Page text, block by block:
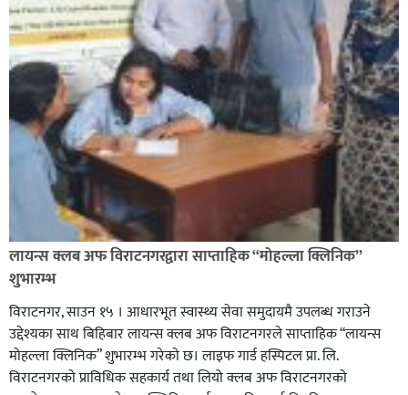
लायन्स क्लब अफ विराटनगरद्वारा साप्ताहिक “मोहल्ला क्लिनिक”
शुभारम्भ
विराटनगर, साउन १५ । आधारभूत स्वास्थ्य सेवा समुदायमै उपलब्ध गराउने
उद्देश्यका साथ बिहिबार लायन्स क्लब अफ विराटनगरले साप्ताहिक “लायन्स
मोहल्ला क्लिनिक” शुभारम्भ गरेकाे छ। लाइफ गार्ड हस्पिटल प्रा. लि.
विराटनगरको प्राविधिक सहकार्य तथा लियो क्लब अफ विराटनगरको